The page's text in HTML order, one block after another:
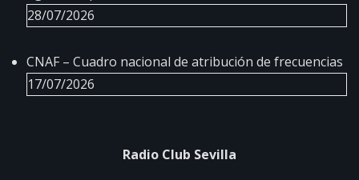
28/07/2026
CNAF – Cuadro nacional de atribución de frecuencias
17/07/2026
Radio Club Sevilla